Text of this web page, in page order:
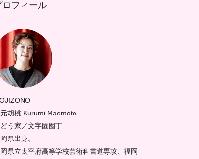
ロフィール
胡桃 Kurumi Maemoto
う家／文字園園丁
県出身。
県立太宰府高等学校芸術科書道専攻、福岡